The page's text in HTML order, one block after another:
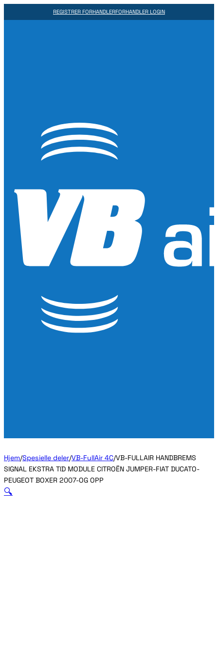
REGISTRER FORHANDLERFORHANDLER LOGIN
Hjem/Spesielle deler/VB-FullAir 4C/VB-FULLAIR HANDBREMS
SIGNAL EKSTRA TID MODULE CITROËN JUMPER-FIAT DUCATO-
PEUGEOT BOXER 2007-OG OPP
🔍